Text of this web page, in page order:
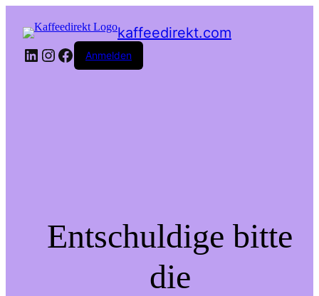
kaffeedirekt.com
LinkedIn
Instagram
Facebook
Anmelden
Entschuldige bitte
die